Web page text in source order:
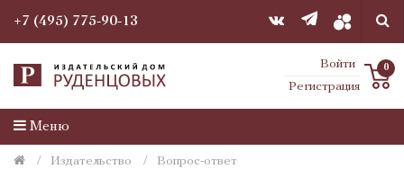
+7 (495) 775-90-13
Войти
Регистрация
0
Меню
Издательство Вопрос-ответ